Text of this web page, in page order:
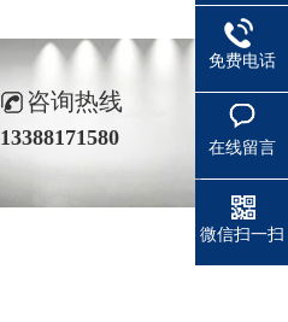
咨询热线
13388171580
免费电话
在线留言
微信扫一扫